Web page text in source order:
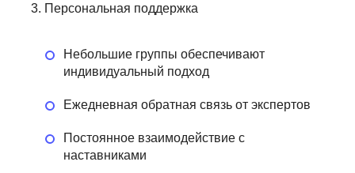
Персональная поддержка
Небольшие группы обеспечивают
индивидуальный подход
Ежедневная обратная связь от экспертов
Постоянное взаимодействие с
наставниками